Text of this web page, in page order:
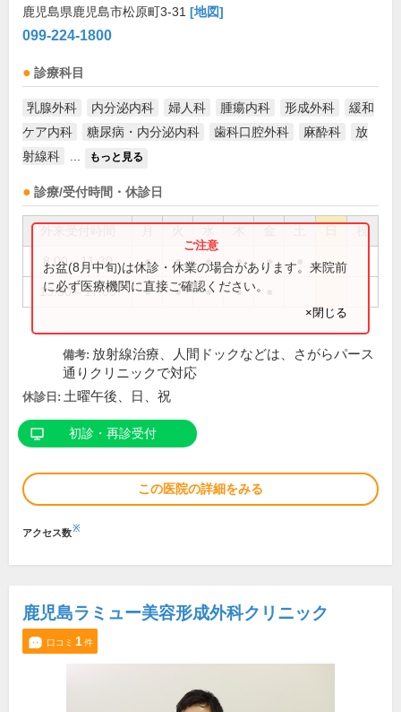
鹿児島県鹿児島市松原町3-31 [地図]
099-224-1800
診療科目
乳腺外科 内分泌内科 婦人科 腫瘍内科 形成外科
緩和
ケア内科
糖尿病・内分泌内科 歯科口腔外科 麻酔科
放
射線科
もっと見る
診療/受付時間・休診日
祝
8:00～11:30 ● ● ● ● ●
13:30～17:00 ● ● ● ●
お盆(8月中旬)は休診・休業の場合があります。来院前
に必ず医療機関に直接ご確認ください。
×閉じる
備考: 放射線治療、人間ドックなどは、さがらパース
通りクリニックで対応
休診日: 土曜午後、日、祝
初診・再診受付
この医院の詳細をみる
アクセス数※
鹿児島ラミュー美容形成外科クリニック
口コミ 1件